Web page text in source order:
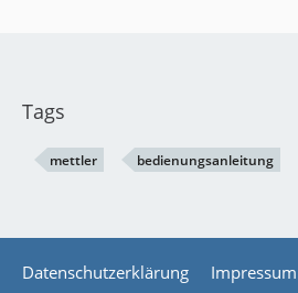
Tags
mettler bedienungsanleitung
Datenschutzerklärung Impressum